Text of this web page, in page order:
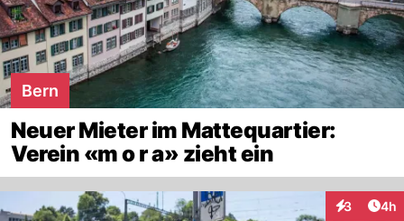
Bern
Neuer Mieter im Mattequartier:
Verein «m o r a» zieht ein
3 4h